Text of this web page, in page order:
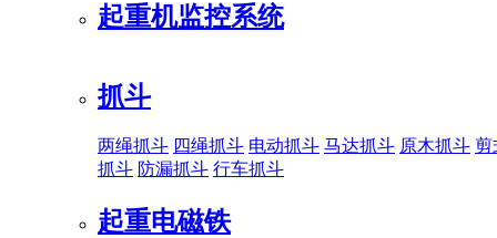
起重机监控系统
抓斗
两绳抓斗 四绳抓斗 电动抓斗 马达抓斗 原木抓斗 剪
抓斗 防漏抓斗 行车抓斗
起重电磁铁